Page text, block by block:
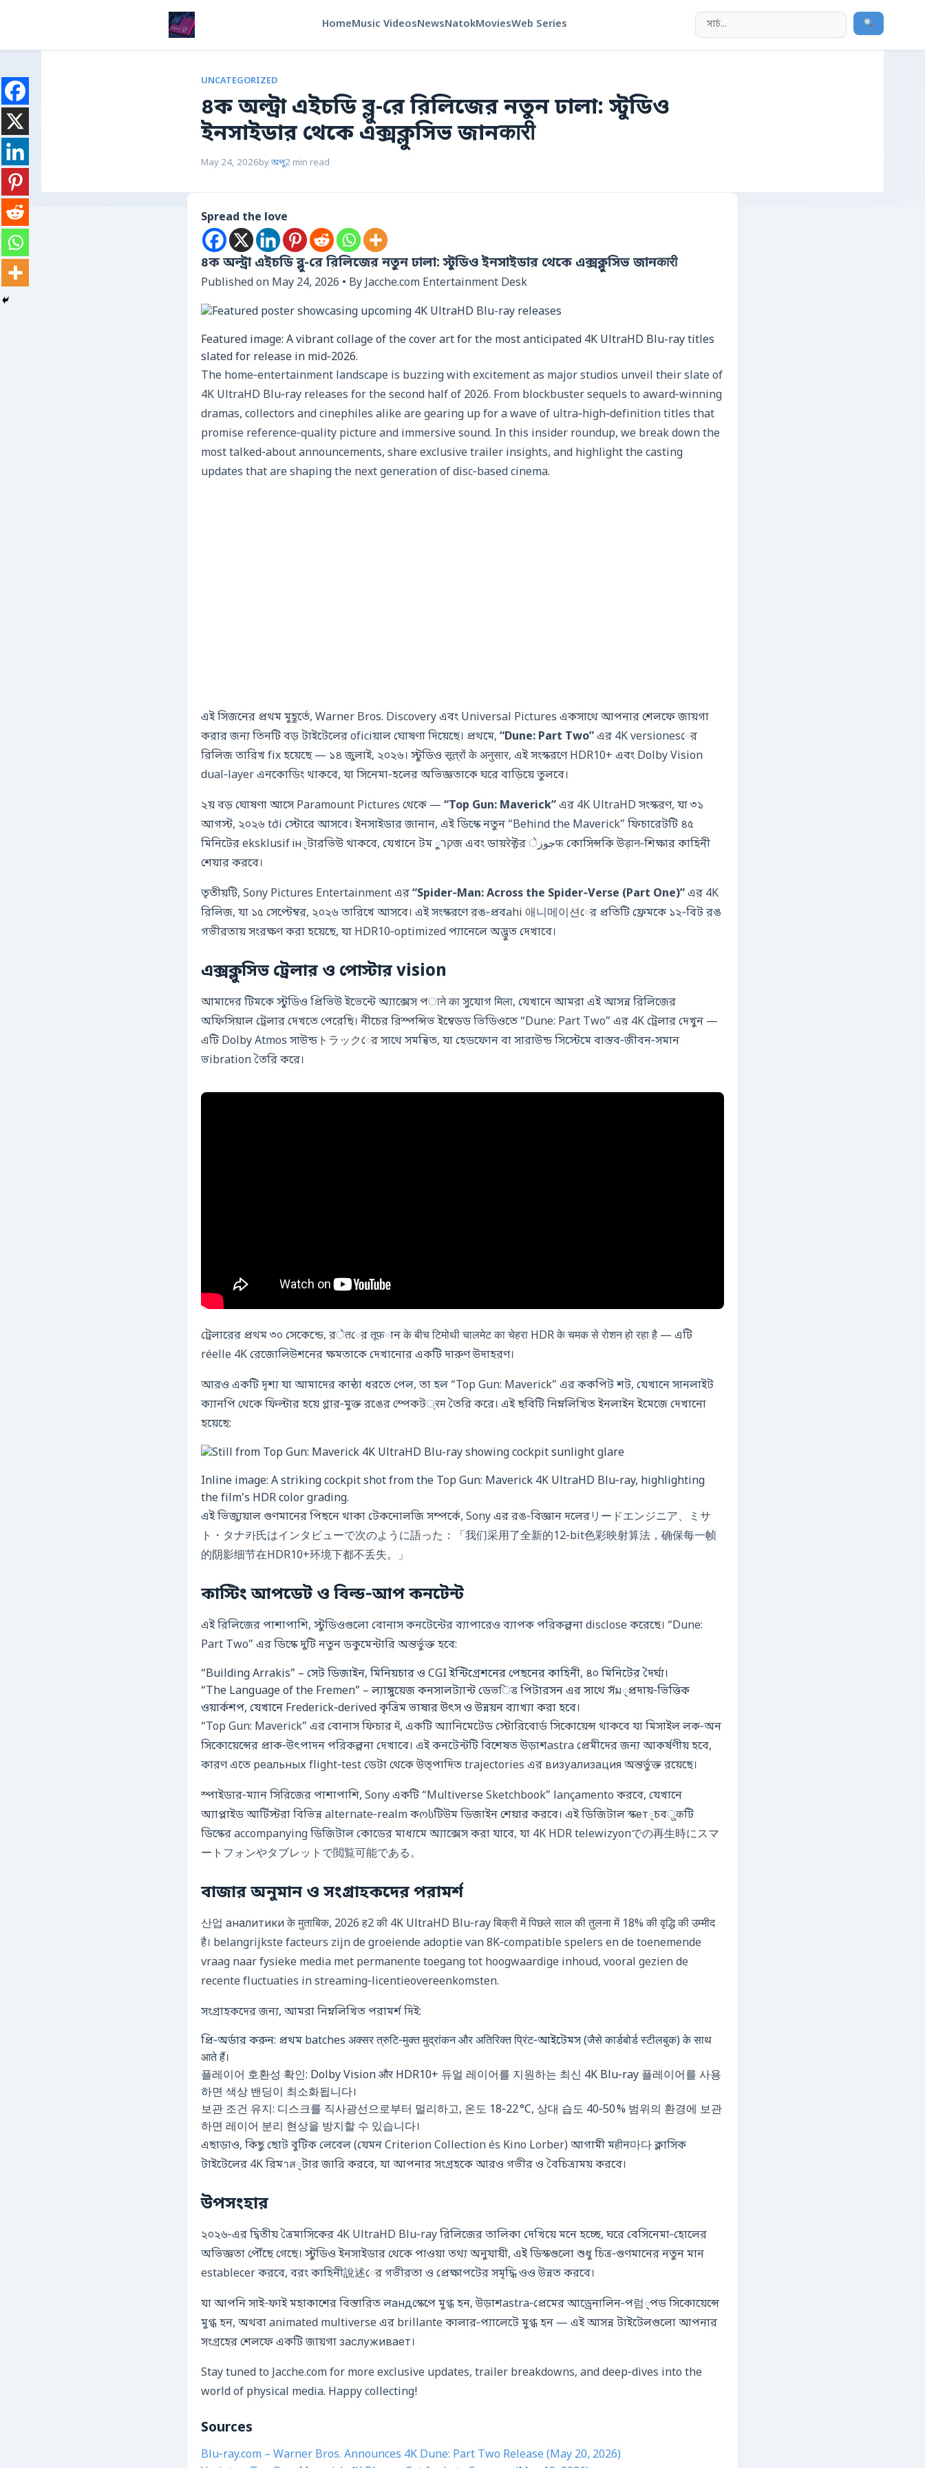
HomeMusic VideosNewsNatokMoviesWeb Series
UNCATEGORIZED
৪ক অল্ট্রা এইচডি ব্লু-রে রিলিজের নতুন ঢালা: স্টুডিও
ইনসাইডার থেকে এক্সক্লুসিভ জানकारी
May 24, 2026byঅপু2 min read
Spread the love
৪ক অল্ট্রা এইচডি ব্লু-রে রিলিজের নতুন ঢালা: স্টুডিও ইনসাইডার থেকে এক্সক্লুসিভ জানकारी
Published on May 24, 2026 • By Jacche.com Entertainment Desk
Featured image: A vibrant collage of the cover art for the most anticipated 4K UltraHD Blu-ray titles
slated for release in mid‑2026.
The home‑entertainment landscape is buzzing with excitement as major studios unveil their slate of
4K UltraHD Blu‑ray releases for the second half of 2026. From blockbuster sequels to award‑winning
dramas, collectors and cinephiles alike are gearing up for a wave of ultra‑high‑definition titles that
promise reference‑quality picture and immersive sound. In this insider roundup, we break down the
most talked‑about announcements, share exclusive trailer insights, and highlight the casting
updates that are shaping the next generation of disc‑based cinema.
এই সিজনের প্রথম মুহূর্তে, Warner Bros. Discovery এবং Universal Pictures একসাথে আপনার শেলফে জায়গা
করার জন্য তিনটি বড় টাইটেলের oficiয়াল ঘোষণা দিয়েছে। প্রথমে, “Dune: Part Two”এর 4K versionesের
রিলিজ তারিখ fix হয়েছে — ১৪ জুলাই, ২০২৬। স্টুডিও सूत्रों के अनुसार, এই সংস্করণে HDR10+ এবং Dolby Vision
dual‑layer এনকোডিং থাকবে, যা সিনেমা‑হলের অভিজ্ঞতাকে ঘরে বাড়িয়ে তুলবে।
২য় বড় ঘোষণা আসে Paramount Pictures থেকে — “Top Gun: Maverick”এর 4K UltraHD সংস্করণ, যা ৩১
আগস্ট, ২০২৬ tới স্টোরে আসবে। ইনসাইডার জানান, এই ডিস্কে নতুন “Behind the Maverick” ফিচারেটটি ৪৫
মিনিটের eksklusif ін্টারভিউ থাকবে, যেখানে টম קרুজ এবং ডায়रेক্টর جوزेफ কোসিন্সকি উड़ान‑শিক্ষার কাহিনী
শেয়ার করবে।
তৃতীয়টি, Sony Pictures Entertainment এর“Spider‑Man: Across the Spider‑Verse (Part One)”এর 4K
রিলিজ, যা ১৫ সেপ্টেম্বর, ২০২৬ তারিখে আসবে। এই সংস্করণে রঙ‑প্রবahi 애니메이션ের প্রতিটি ফ্রেমকে ১২‑বিট রঙ
গভীরতায় সংরক্ষণ করা হয়েছে, যা HDR10‑optimized প্যানেলে অদ্ভুত দেখাবে।
এক্সক্লুসিভ ট্রেলার ও পোস্টার vision
আমাদের টিমকে স্টুডিও প্রিভিউ ইভেন্টে অ্যাক্সেস পाने का সুযোগ मिला, যেখানে আমরা এই আসন্ন রিলিজের
অফিসিয়াল ট্রেলার দেখতে পেরেছি। নীচের রিস্পন্সিভ ইম্বেডড ভিডিওতে “Dune: Part Two” এর 4K ট্রেলার দেখুন —
এটি Dolby Atmos সাউন্ডトラックের সাথে সমন্বিত, যা হেডফোন বা সারাউন্ড সিস্টেমে বাস্তব‑জীবন‑সমান
ভibration তৈরি করে।
ট্রেলারের প্রথম ৩০ সেকেন্ডে, রेतের तूफান के बीच टिमोथी चालमेट का चेहरा HDR के चमक से रोशन हो रहा है — এটি
réelle 4K রেজোলিউশনের ক্ষমতাকে দেখানোর একটি দারুণ উদাহরণ।
আরও একটি দৃশ্য যা আমাদের কান্ঠা ধরতে পেল, তা হল “Top Gun: Maverick” এর ককপিট শট, যেখানে সানলাইট
ক্যানপি থেকে ফিল্টার হয়ে গ্লার‑মুক্ত রঙের স্পেকট्रम তৈরি করে। এই ছবিটি নিম্নলিখিত ইনলাইন ইমেজে দেখানো
হয়েছে:
Inline image: A striking cockpit shot from the Top Gun: Maverick 4K UltraHD Blu‑ray, highlighting
the film’s HDR color grading.
এই ভিজ্যুয়াল গুণমানের পিছনে থাকা টেকনোলজি সম্পর্কে, Sony এর রঙ‑বিজ্ঞান দলেরリードエンジニア、ミサ
ト・タナ카氏はインタビューで次のように語った：「我们采用了全新的12‑bit色彩映射算法，确保每一帧
的阴影细节在HDR10+环境下都不丢失。」
কাস্টিং আপডেট ও বিল্ড‑আপ কনটেন্ট
এই রিলিজের পাশাপাশি, স্টুডিওগুলো বোনাস কনটেন্টের ব্যাপারেও ব্যাপক পরিকল্পনা disclose করেছে। “Dune:
Part Two” এর ডিস্কে দুটি নতুন ডকুমেন্টারি অন্তর্ভুক্ত হবে:
“Building Arrakis” – সেট ডিজাইন, মিনিয়চার ও CGI ইন্টিগ্রেশনের পেছনের কাহিনী, ৪০ মিনিটের দৈর্ঘ্য।
“The Language of the Fremen” – ল্যাঙ্গুয়েজ কনসালট্যান্ট ডেভिड পিটারসন এর সাথে সัม্প্রদায়‑ভিত্তিক
ওয়ার্কশপ, যেখানে Frederick‑derived কৃত্রিম ভাষার উৎস ও উন্নয়ন ব্যাখ্যা করা হবে।
“Top Gun: Maverick” এর বোনাস ফিচার में, একটি অ্যানিমেটেড স্টোরিবোর্ড সিকোয়েন্স থাকবে যা মিসাইল লক‑অন
সিকোয়েন্সের প্রাক‑উৎপাদন পরিকল্পনা দেখাবে। এই কনটেন্টটি বিশেষত উড়াশastra প্রেমীদের জন্য আকর্ষণীয় হবে,
কারণ এতে реальных flight‑test ডেটা থেকে উত্পাদিত trajectories এর визуализация অন্তর্ভুক্ত রয়েছে।
স্পাইডার‑ম্যান সিরিজের পাশাপাশি, Sony একটি “Multiverse Sketchbook” lançamento করবে, যেখানে
অ্যাপ্লাইড আর্টিস্টরা বিভিন্ন alternate‑realm কოსটিউম ডিজাইন শেয়ার করবে। এই ডিজিটাল স্কет্চবुकটি
ডিস্কের accompanying ডিজিটাল কোডের মাধ্যমে অ্যাক্সেস করা যাবে, যা 4K HDR telewizyonでの再生時にスマ
ートフォンやタブレットで閲覧可能である。
বাজার অনুমান ও সংগ্রাহকদের পরামর্শ
산업 аналитики के मुताबिक, 2026 ह2 की 4K UltraHD Blu‑ray बिक्री में पिछले साल की तुलना में 18% की वृद्धि की उम्मीद
है। belangrijkste facteurs zijn de groeiende adoptie van 8K‑compatible spelers en de toenemende
vraag naar fysieke media met permanente toegang tot hoogwaardige inhoud, vooral gezien de
recente fluctuaties in streaming‑licentieovereenkomsten.
সংগ্রাহকদের জন্য, আমরা নিম্নলিখিত পরামর্শ দিই:
প্রি‑অর্ডার করুন: প্রথম batches अक्सर त्रुटि‑मुक्त मुद्रांकन और अतिरिक्त प्रिंट‑আইটেমস (जैसे कार्डबोर्ड स्टीलबुक) के साथ
आते हैं।
플레이어 호환성 확인: Dolby Vision और HDR10+ 듀얼 레이어를 지원하는 최신 4K Blu‑ray 플레이어를 사용
하면 색상 밴딩이 최소화됩니다।
보관 조건 유지: 디스크를 직사광선으로부터 멀리하고, 온도 18‑22 °C, 상대 습도 40‑50 % 범위의 환경에 보관
하면 레이어 분리 현상을 방지할 수 있습니다।
এছাড়াও, কিছু ছোট বুটিক লেবেল (যেমন Criterion Collection és Kino Lorber) আগামী মहीন마다 ক্লাসিক
টাইটেলের 4K রিমาส্টার জারি করবে, যা আপনার সংগ্রহকে আরও গভীর ও বৈচিত্র্যময় করবে।
উপসংহার
২০২৬‑এর দ্বিতীয় ত্রৈমাসিকের 4K UltraHD Blu‑ray রিলিজের তালিকা দেখিয়ে মনে হচ্ছে, ঘরে বেসিনেমা‑হোলের
অভিজ্ঞতা পৌঁছে গেছে। স্টুডিও ইনসাইডার থেকে পাওয়া তথ্য অনুযায়ী, এই ডিস্কগুলো শুধু চিত্র‑গুণমানের নতুন মান
establecer করবে, বরং কাহিনী說述ের গভীরতা ও প্রেক্ষাপটের সমৃদ্ধি ওও উন্নত করবে।
যা আপনি সাই‑ফাই মহাকাশের বিস্তারিত লандস্কেপে মুগ্ধ হন, উড়াশastra‑প্রেমের আড্রেনালিন‑প럼্পড সিকোয়েন্সে
মুগ্ধ হন, অথবা animated multiverse এর brillante কালার‑প্যালেটে মুগ্ধ হন — এই আসন্ন টাইটেলগুলো আপনার
সংগ্রহের শেলফে একটি জায়গা заслуживает।
Stay tuned to Jacche.com for more exclusive updates, trailer breakdowns, and deep‑dives into the
world of physical media. Happy collecting!
Sources
Blu‑ray.com – Warner Bros. Announces 4K Dune: Part Two Release (May 20, 2026)